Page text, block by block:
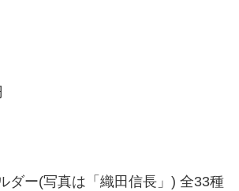
ダー(写真は「織田信長」) 全33種